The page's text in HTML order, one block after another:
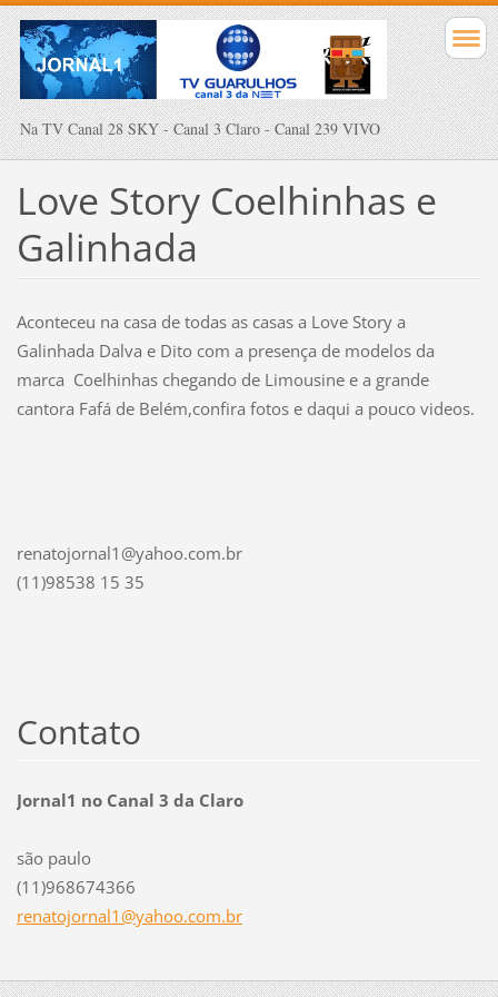
Na TV Canal 28 SKY - Canal 3 Claro - Canal 239 VIVO
Love Story Coelhinhas e
Galinhada
Aconteceu na casa de todas as casas a Love Story a
Galinhada Dalva e Dito com a presença de modelos da
marca Coelhinhas chegando de Limousine e a grande
cantora Fafá de Belém,confira fotos e daqui a pouco videos.
renatojornal1@yahoo.com.br
(11)98538 15 35
Contato
Jornal1 no Canal 3 da Claro
são paulo
(11)968674366
renatojornal1@yahoo.com.br